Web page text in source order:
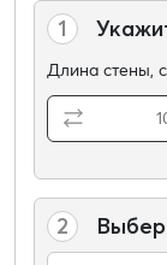
1
Длина стены,
2